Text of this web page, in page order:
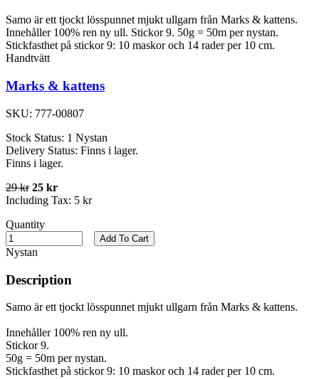
Samo är ett tjockt lösspunnet mjukt ullgarn från Marks & kattens.
Innehåller 100% ren ny ull. Stickor 9. 50g = 50m per nystan.
Stickfasthet på stickor 9: 10 maskor och 14 rader per 10 cm.
Handtvätt
Marks & kattens
SKU: 777-00807
Stock Status: 1 Nystan
Delivery Status: Finns i lager.
Finns i lager.
29 kr 25 kr
Including Tax: 5 kr
Quantity
Nystan
Add To Cart
Description
Samo är ett tjockt lösspunnet mjukt ullgarn från Marks & kattens.
Innehåller 100% ren ny ull.
Stickor 9.
50g = 50m per nystan.
Stickfasthet på stickor 9: 10 maskor och 14 rader per 10 cm.